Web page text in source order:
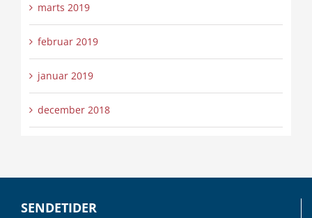
marts 2019
februar 2019
januar 2019
december 2018
SENDETIDER